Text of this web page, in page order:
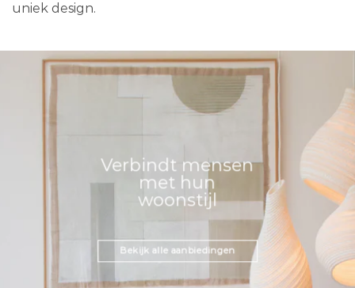
uniek design.
Verbindt mensen
met hun
woonstijl
Bekijk alle aanbiedingen